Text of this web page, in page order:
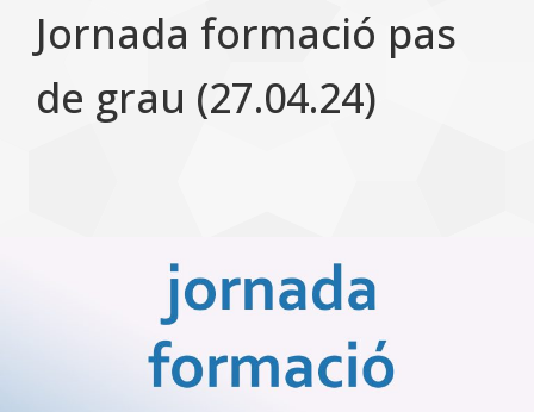
Jornada formació pas
de grau (27.04.24)